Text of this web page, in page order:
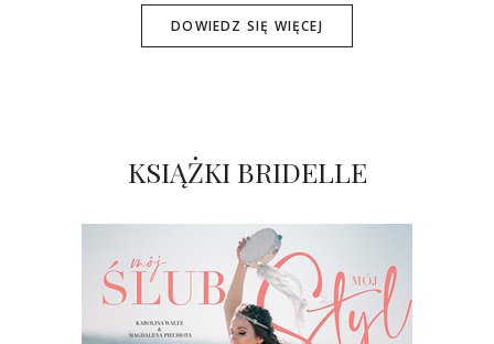
DOWIEDZ SIĘ WIĘCEJ
KSIĄŻKI BRIDELLE